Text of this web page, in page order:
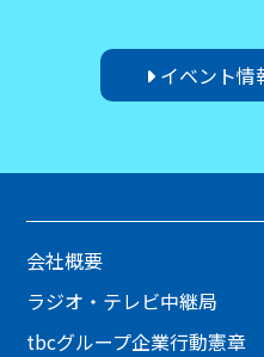
イベント情
会社概要
ラジオ・テレビ中継局
tbcグループ企業行動憲章